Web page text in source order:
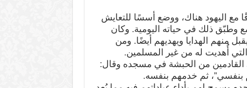
مع اليهود هناك، ووضع أسسًا للتعايش
وطبّق ذلك في حياته اليومية. وكان
منهم الهدايا ويهديهم أيضًا. ومن
التي أُهديت له من غير المسلمين.
من الحبشة في مسجده وقال:
بنفسي”، ثم خدمهم بنفسه.